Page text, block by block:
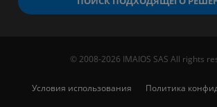
© 2008-2026 IMAIOS SAS All rights
Условия использования
Политика